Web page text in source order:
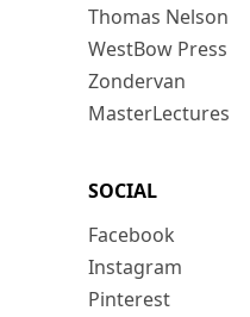
Thomas Nelson
WestBow Press
Zondervan
MasterLectures
SOCIAL
Facebook
Instagram
Pinterest